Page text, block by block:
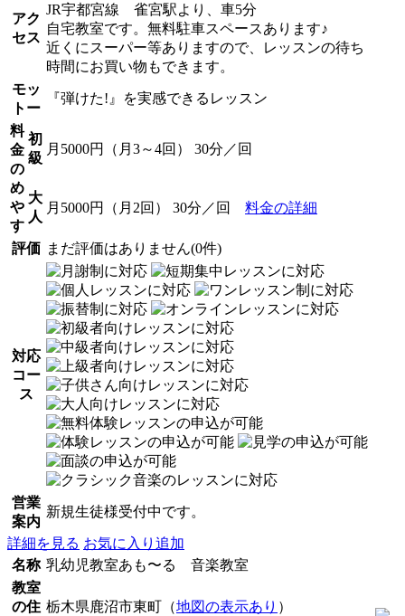
アク
セス
JR宇都宮線 雀宮駅より、車5分
自宅教室です。無料駐車スペースあります♪
近くにスーパー等ありますので、レッスンの待ち
時間にお買い物もできます。
モッ
トー
『弾けた!』を実感できるレッスン
料
金
の
め
や
す
初
級
月5000円（月3～4回） 30分／回
大
人
月5000円（月2回） 30分／回 料金の詳細
評価 まだ評価はありません(0件)
対応
コー
ス
営業
案内
新規生徒様受付中です。
詳細を見る お気に入り追加
名称 乳幼児教室あも〜る 音楽教室
教室
の住 栃木県鹿沼市東町（地図の表示あり ）